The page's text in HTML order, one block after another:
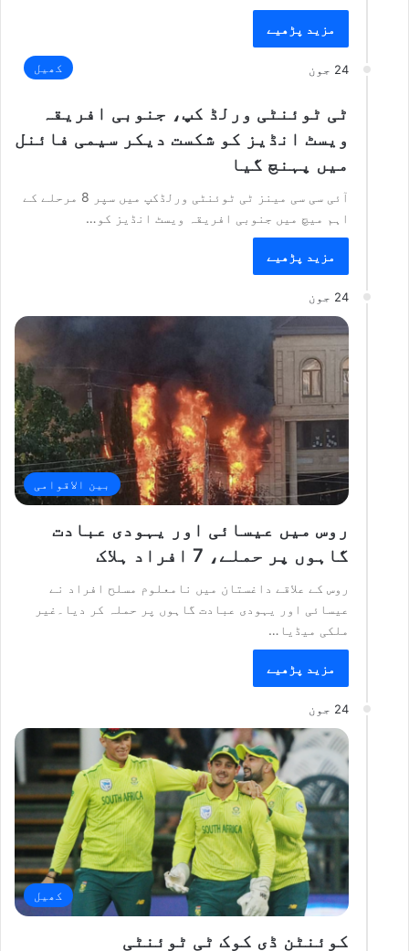
مزید پڑھیے
24 جون کھیل
ٹی ٹوئنٹی ورلڈ کپ، جنوبی افریقہ
ویسٹ انڈیز کو شکست دیکر سیمی فائنل
میں پہنچ گیا
آئی سی سی مینز ٹی ٹوئنٹی ورلڈکپ میں سپر 8 مرحلے کے
اہم میچ میں جنوبی افریقہ ویسٹ انڈیز کو…
مزید پڑھیے
24 جون
بین الاقوامی
روس میں عیسائی اور یہودی عبادت
گاہوں پر حملے، 7 افراد ہلاک
روس کے علاقے داغستان میں نامعلوم مسلح افراد نے
عیسائی اور یہودی عبادت گاہوں پر حملہ کر دیا۔غیر
ملکی میڈیا…
مزید پڑھیے
24 جون
کھیل
کوئنٹن ڈی کوک ٹی ٹوئنٹی